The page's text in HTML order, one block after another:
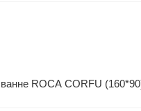
ROCA CORFU